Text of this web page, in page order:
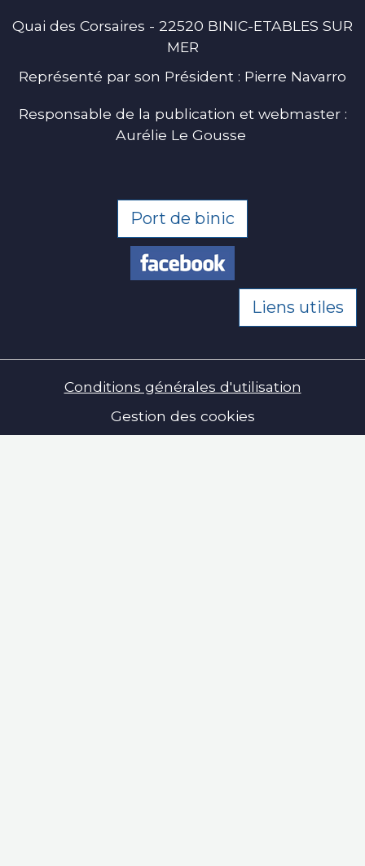
Quai des Corsaires - 22520 BINIC-ETABLES SUR
MER
Représenté par son Président : Pierre Navarro
Responsable de la publication et webmaster :
Aurélie Le Gousse
Port de binic
Liens utiles
Conditions générales d'utilisation
Gestion des cookies